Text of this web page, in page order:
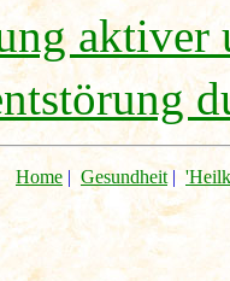
aktiver
Home | Gesundheit|